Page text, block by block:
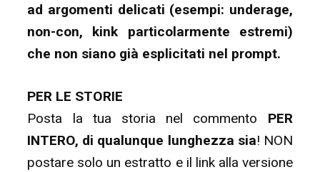
ad argomenti delicati (esempi: underage,
non-con, kink particolarmente estremi)
che non siano già esplicitati nel prompt.
PER LE STORIE
Posta la tua storia nel commento PER
INTERO, di qualunque lunghezza sia! NON
postare solo un estratto e il link alla versione